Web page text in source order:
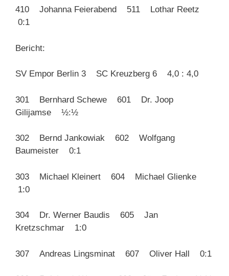
410 Johanna Feierabend 511 Lothar Reetz
0:1
Bericht:
SV Empor Berlin 3 SC Kreuzberg 6 4,0 : 4,0
301 Bernhard Schewe 601 Dr. Joop
Gilijamse ½:½
302 Bernd Jankowiak 602 Wolfgang
Baumeister 0:1
303 Michael Kleinert 604 Michael Glienke
1:0
304 Dr. Werner Baudis 605 Jan
Kretzschmar 1:0
307 Andreas Lingsminat 607 Oliver Hall 0:1